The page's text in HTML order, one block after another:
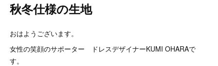
秋冬仕様の生地
おはようございます。
女性の笑顔のサポーター ドレスデザイナーKUMI OHARAで
す。